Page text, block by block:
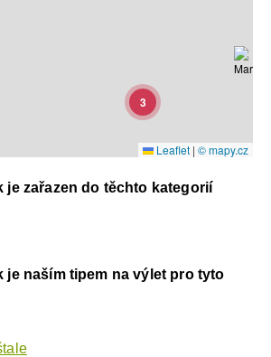
3
Leaflet | © mapy.cz
je zařazen do těchto kategorií
je naším tipem na výlet pro tyto